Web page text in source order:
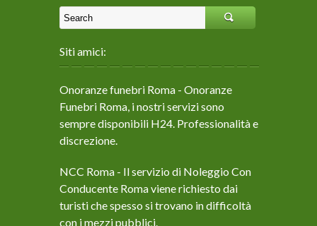
Siti amici:
Onoranze funebri Roma - Onoranze
Funebri Roma, i nostri servizi sono
sempre disponibili H24. Professionalità e
discrezione.
NCC Roma - Il servizio di Noleggio Con
Conducente Roma viene richiesto dai
turisti che spesso si trovano in difficoltà
con i mezzi pubblici.